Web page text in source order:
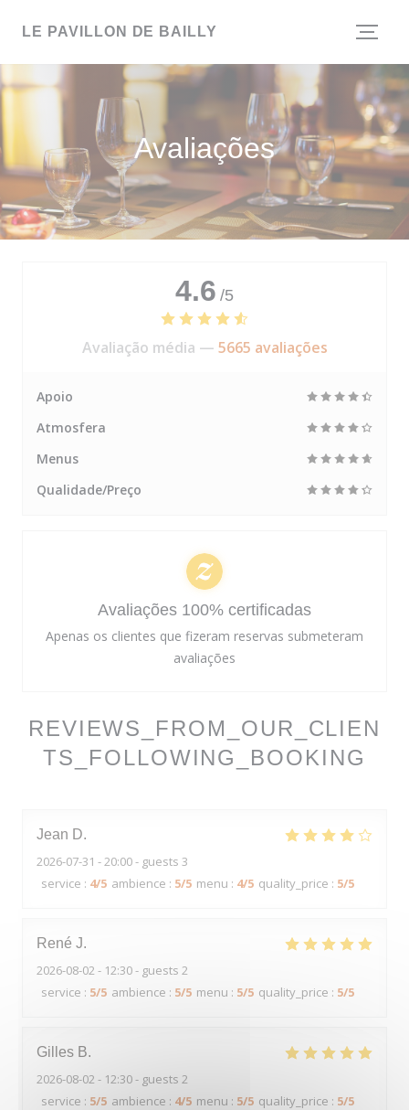
LE PAVILLON DE BAILLY
Avaliações
REVIEWS_FROM_OUR_CLIEN
TS_FOLLOWING_BOOKING
Jean D
2026-07-31 - 20:00 - guests 3
service : 4/5 ambience : 5/5 menu : 4/5 quality_price : 5/5
René J
2026-08-02- 12:30 - guests 2
service : 5/5 ambience : 5/5 menu : 5/5 quality_price : 5/5
Gilles B
2026-08-02 - 12:30 - guests 2
service : 5/5 ambience : 4/5 menu : 5/5 quality_price : 5/5
4.6 /5
Avaliação média — 5665 avaliações
Apoio
Atmosfera
Menus
Qualidade/Preço
Avaliações 100% certificadas
Apenas os clientes que fizeram reservas submeteram
avaliações